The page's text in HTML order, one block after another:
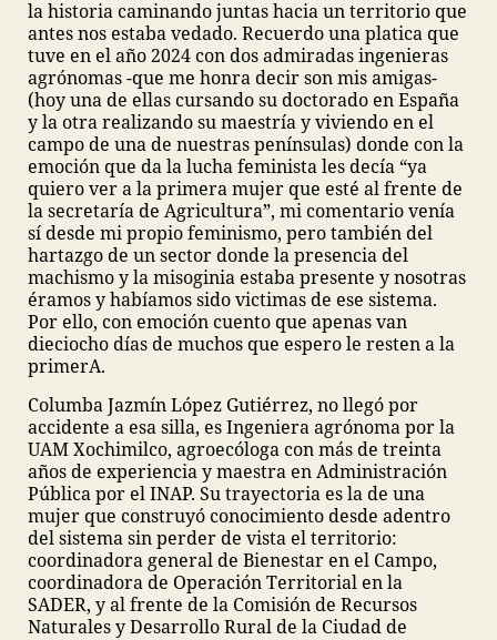
la historia caminando juntas hacia un territorio que
antes nos estaba vedado. Recuerdo una platica que
tuve en el año 2024 con dos admiradas ingenieras
agrónomas -que me honra decir son mis amigas-
(hoy una de ellas cursando su doctorado en España
y la otra realizando su maestría y viviendo en el
campo de una de nuestras penínsulas) donde con la
emoción que da la lucha feminista les decía “ya
quiero ver a la primera mujer que esté al frente de
la secretaría de Agricultura”, mi comentario venía
sí desde mi propio feminismo, pero también del
hartazgo de un sector donde la presencia del
machismo y la misoginia estaba presente y nosotras
éramos y habíamos sido victimas de ese sistema.
Por ello, con emoción cuento que apenas van
dieciocho días de muchos que espero le resten a la
primerA.
Columba Jazmín López Gutiérrez, no llegó por
accidente a esa silla, es Ingeniera agrónoma por la
UAM Xochimilco, agroecóloga con más de treinta
años de experiencia y maestra en Administración
Pública por el INAP. Su trayectoria es la de una
mujer que construyó conocimiento desde adentro
del sistema sin perder de vista el territorio:
coordinadora general de Bienestar en el Campo,
coordinadora de Operación Territorial en la
SADER, y al frente de la Comisión de Recursos
Naturales y Desarrollo Rural de la Ciudad de